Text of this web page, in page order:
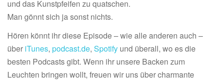
und das Kunstpfeifen zu quatschen.
Man gönnt sich ja sonst nichts.
Hören könnt ihr diese Episode – wie alle anderen auch –
über iTunes, podcast.de, Spotify und überall, wo es die
besten Podcasts gibt. Wenn ihr unsere Backen zum
Leuchten bringen wollt, freuen wir uns über charmante